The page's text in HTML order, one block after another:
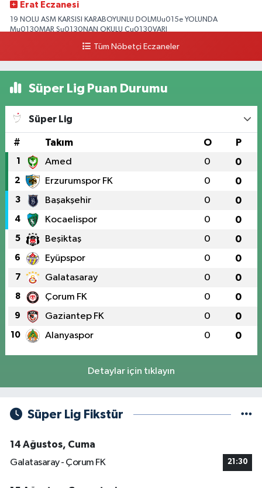
Erat Eczanesi
19 NOLU ASM KARSISI KARABOYUNLU DOLMUu015e YOLUNDA
Mu0130MAR Su0130NAN OKULU Cu0130VARI
Yol Tarifi Al
Tüm Nöbetçi Eczaneler
Süper Lig Puan Durumu
Süper Lig
# Takım O P
1 Amed 0 0
2 Erzurumspor FK 0 0
3 Başakşehir 0 0
4 Kocaelispor 0 0
5 Beşiktaş 0 0
6 Eyüpspor 0 0
7 Galatasaray 0 0
8 Çorum FK 0 0
9 Gaziantep FK 0 0
10 Alanyaspor 0 0
Detaylar için tıklayın
Süper Lig Fikstür
14 Ağustos, Cuma
Galatasaray - Çorum FK
21:30